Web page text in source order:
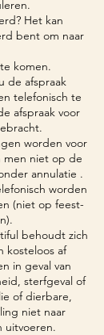
Het kan
bent om naar
komen.
de afspraak
telefonisch te
afspraak voor
worden voor
men niet op de
annulatie .
worden
(niet op feest-
behoudt zich
kosteloos af
in geval van
sterfgeval of
of dierbare,
niet naar
uitvoeren.